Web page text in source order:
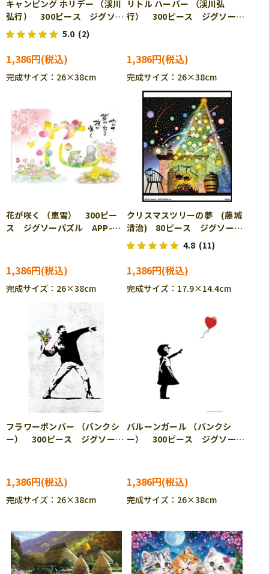
キャンピング ホリデー （渓川
弘行） 300ピース ジグソー
パズル APP-300-370
5.0 (2)
1,386円
完成サイズ：26×38cm
リトル ハーバー （渓川弘
行） 300ピース ジグソーパ
1,386円
完成サイズ：26×38cm
花が咲く （恵雪） 300ピー
ス ジグソーパズル APP-
1,386円
完成サイズ：26×38cm
クリスマスツリーの夢 (藤城
清治) 80ピース ジグソーパ
ズル APP-5080-309
4.8 (11)
1,386円
完成サイズ：17.9×14.4cm
フラワーボンバー （バンクシ
ー） 300ピース ジグソーパ
1,386円
完成サイズ：26×38cm
バルーンガール （バンクシ
ー） 300ピース ジグソーパ
1,386円
完成サイズ：26×38cm